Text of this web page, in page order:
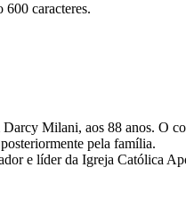
600 caracteres.
Milani, aos 88 anos. O
pela família.
e líder da Igreja Católica